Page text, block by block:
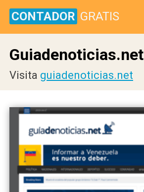
CONTADOR GRATIS
Guiadenoticias.net
Visita guiadenoticias.net